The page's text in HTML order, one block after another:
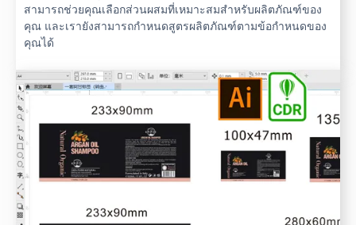
สามารถช่วยคุณเลือกส่วนผสมที่เหมาะสมสำหรับผลิตภัณฑ์ของ
คุณ และเรายังสามารถกำหนดสูตรผลิตภัณฑ์ตามข้อกำหนดของ
คุณได้